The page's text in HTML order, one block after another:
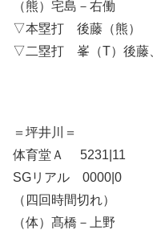
（熊）宅島－右働
▽本塁打 後藤（熊）
▽二塁打 峯（T）後藤
＝坪井川＝
体育堂Ａ 5231|11
SGリアル 0000|0
（四回時間切れ）
（体）髙橋－上野